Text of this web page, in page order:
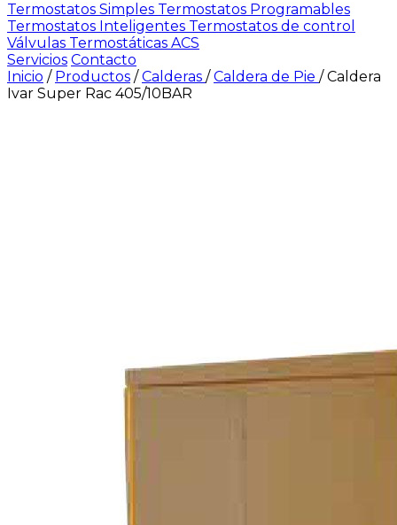
Termostatos Simples Termostatos Programables
Termostatos Inteligentes Termostatos de control
Válvulas Termostáticas ACS
Servicios Contacto
Inicio / Productos /Calderas /Caldera de Pie /Caldera
Ivar Super Rac 405/10BAR